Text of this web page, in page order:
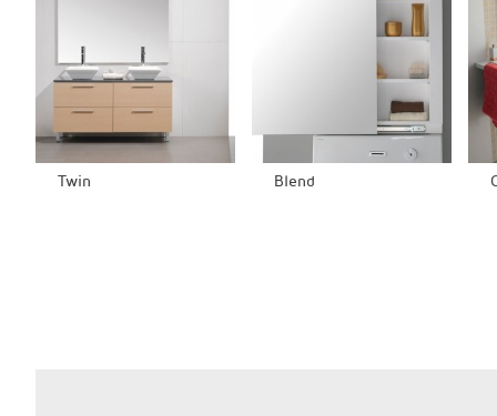
Twin Blend